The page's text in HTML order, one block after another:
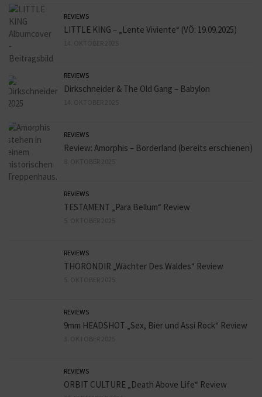
REVIEWS
LITTLE KING – „Lente Viviente“ (VÖ: 19.09.2025)
REVIEWS
Dirkschneider & The Old Gang – Babylon
REVIEWS
Review: Amorphis – Borderland (bereits erschienen)
REVIEWS
TESTAMENT „Para Bellum“ Review
REVIEWS
THORONDIR „Wächter Des Waldes“ Review
REVIEWS
9mm HEADSHOT „Sex, Bier und Assi Rock“ Review
REVIEWS
ORBIT CULTURE „Death Above Life“ Review